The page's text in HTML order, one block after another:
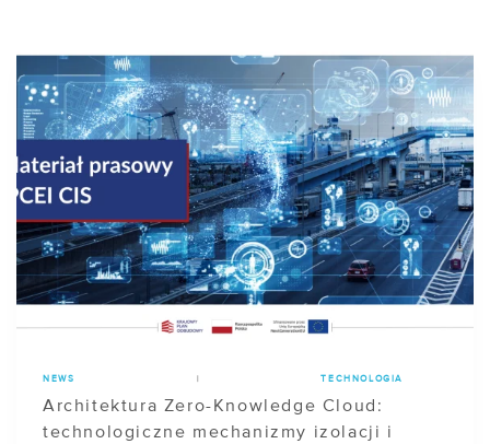
NEWS TECHNOLOGIA
Architektura Zero-Knowledge Cloud:
technologiczne mechanizmy izolacji i